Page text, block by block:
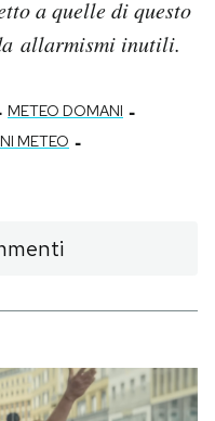
a quelle di questo
allarmismi inutili.
METEO DOMANI -
METEO -